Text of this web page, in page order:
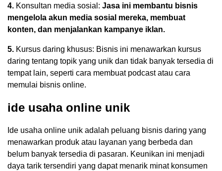
4. Konsultan media sosial: Jasa ini membantu bisnis
mengelola akun media sosial mereka, membuat
konten, dan menjalankan kampanye iklan.
5. Kursus daring khusus: Bisnis ini menawarkan kursus
daring tentang topik yang unik dan tidak banyak tersedia di
tempat lain, seperti cara membuat podcast atau cara
memulai bisnis online.
ide usaha online unik
Ide usaha online unik adalah peluang bisnis daring yang
menawarkan produk atau layanan yang berbeda dan
belum banyak tersedia di pasaran. Keunikan ini menjadi
daya tarik tersendiri yang dapat menarik minat konsumen